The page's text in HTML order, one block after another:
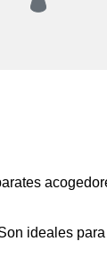
ideales